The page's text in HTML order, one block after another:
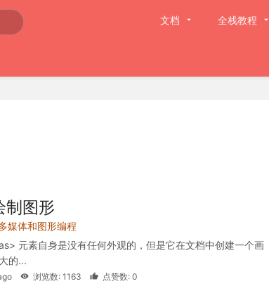
文档 全栈教程
制图形
媒体和图形编程
元素自身是没有任何外观的，但是它在文档中创建一个画
的...
浏览数: 1163 点赞数: 0